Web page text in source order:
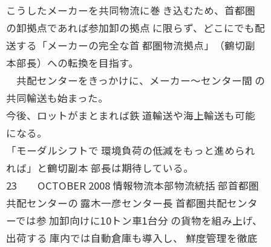
こうしたメーカーを共同物流に巻 き込むため、首都圏
の卸拠点であれば参加卸の拠点 に限らず、どこにでも配
送する「メーカーの完全な首 都圏物流拠点」（鶴切副
本部長）への転換を目指す。
共配センターをきっかけに、メーカー〜センター間 の
共同輸送も始まった。
今後、ロットがまとまれば鉄 道輸送や海上輸送も可能
になる。
「モーダルシフトで 環境負荷の低減をもっと進められ
れば」と鶴切副本 部長は期待している。
23 OCTOBER 2008 情報物流本部物流統括 部首都圏
共配センターの 露木一彦センター長 首都圏共配センタ
ーでは参 加卸向けに10トン車1台分 の貨物を組み上げ、
出荷する 庫内では自動倉庫も導入し、 鮮度管理を徹底